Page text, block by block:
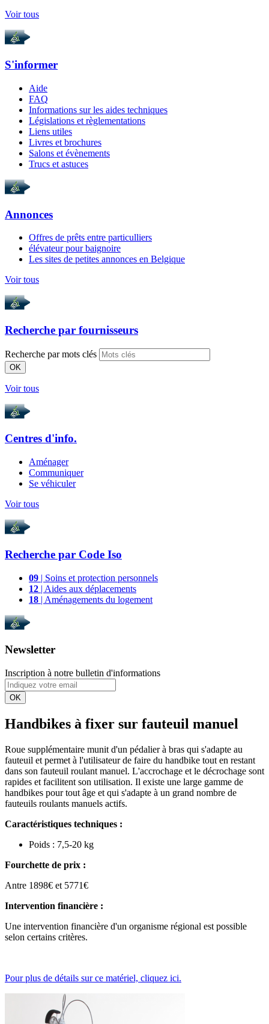
Voir tous
S'informer
Aide
FAQ
Informations sur les aides techniques
Législations et règlementations
Liens utiles
Livres et brochures
Salons et évènements
Trucs et astuces
Annonces
Offres de prêts entre particulliers
élévateur pour baignoire
Les sites de petites annonces en Belgique
Voir tous
Recherche par fournisseurs
Recherche par mots clés
OK
Voir tous
Centres d'info.
Aménager
Communiquer
Se véhiculer
Voir tous
Recherche par Code Iso
09 | Soins et protection personnels
12 | Aides aux déplacements
18 | Aménagements du logement
Newsletter
Inscription à notre bulletin d'informations
OK
Handbikes à fixer sur fauteuil manuel
Roue supplémentaire munit d'un pédalier à bras qui s'adapte au
fauteuil et permet à l'utilisateur de faire du handbike tout en restant
dans son fauteuil roulant manuel. L'accrochage et le décrochage sont
rapides et facilitent son utilisation. Il existe une large gamme de
handbikes pour tout âge et qui s'adapte à un grand nombre de
fauteuils roulants manuels actifs.
Caractéristiques techniques :
Poids : 7,5-20 kg
Fourchette de prix :
Antre 1898€ et 5771€
Intervention financière :
Une intervention financière d'un organisme régional est possible
selon certains critères.
Pour plus de détails sur ce matériel, cliquez ici.